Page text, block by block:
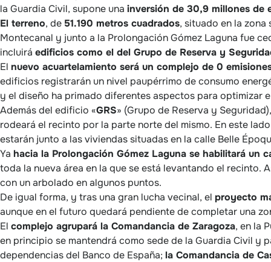
la Guardia Civil, supone una inversión de 30,9 millones de
El terreno, de 51.190 metros cuadrados, situado en la
Montecanal y junto a la Prolongación Gómez Laguna fue
incluirá edificios como el del Grupo de Reserva y
El nuevo acuartelamiento será un complejo de 0
edificios registrarán un nivel paupérrimo de consumo
y el diseño ha primado diferentes aspectos para optimizar
Además del edificio «GRS» (Grupo de Reserva y
rodeará el recinto por la parte norte del mismo. En este
estarán junto a las viviendas situadas en la calle Belle
Ya hacia la Prolongación Gómez Laguna se habilitará un
toda la nueva área en la que se está levantando el recinto.
con un arbolado en algunos puntos.
De igual forma, y tras una gran lucha vecinal, el proyecto
aunque en el futuro quedará pendiente de completar una
El complejo agrupará la Comandancia de Zaragoza, en la
en principio se mantendrá como sede de la Guardia Civil y
dependencias del Banco de España; la Comandancia de